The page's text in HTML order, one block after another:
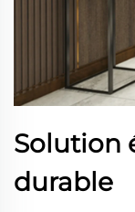
Solution
durable